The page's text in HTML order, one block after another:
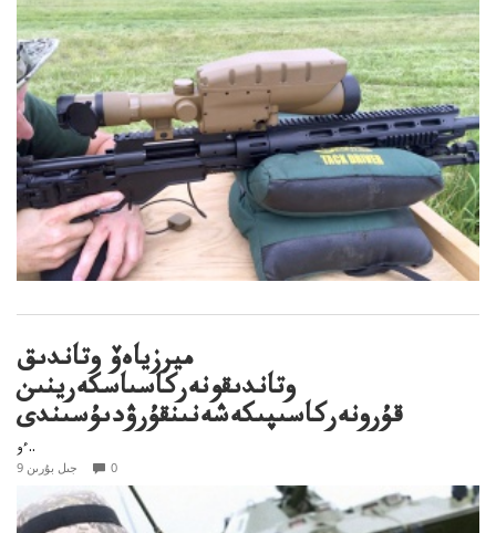
ميرزياەۆ وتاندىق
وتاندىقونەركاسىاسكەرينىن
قۇرونەركاسىپىكەشەنىنقۇرۋدىۇسىندى
ءو..
9 جىل بۇرىن 0